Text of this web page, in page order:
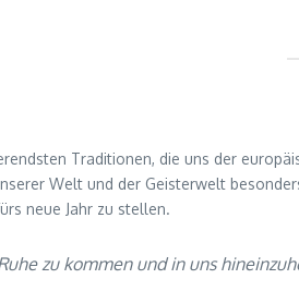
Traditionen, die uns der
Welt und der Geisterwelt
neue Jahr zu stellen.
zu kommen und in uns